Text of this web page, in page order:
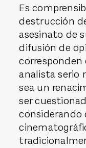
Es
destrucción
asesinato de
difusión de
analista serio
sea un
ser